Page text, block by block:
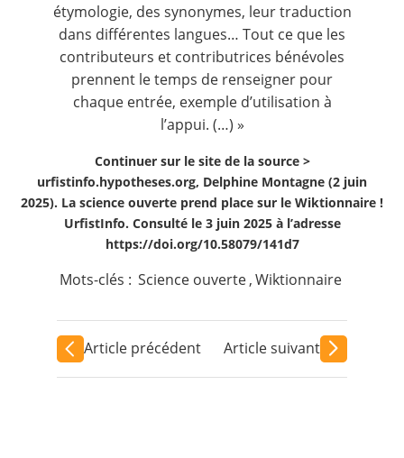
étymologie, des synonymes, leur traduction
dans différentes langues… Tout ce que les
contributeurs et contributrices bénévoles
prennent le temps de renseigner pour
chaque entrée, exemple d’utilisation à
l’appui. (…) »
Continuer sur le site de la source >
urfistinfo.hypotheses.org, Delphine Montagne (2 juin
2025). La science ouverte prend place sur le Wiktionnaire !
UrfistInfo. Consulté le 3 juin 2025 à l’adresse
https://doi.org/10.58079/141d7
Mots-clés : Science ouverte,Wiktionnaire
Article précédent Article suivant